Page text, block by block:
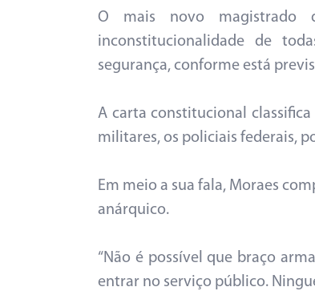
O mais novo magistrado
inconstitucionalidade de
segurança, conforme está
A carta constitucional
militares, os policiais federais,
Em meio a sua fala, Moraes
anárquico.
“Não é possível que braço
entrar no serviço público.